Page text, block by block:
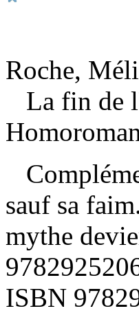
Roche,
La fin de
sauf sa
mythe
ISBN